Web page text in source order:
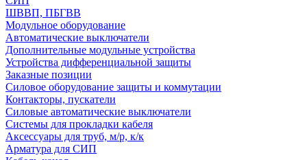
ШВВП, ПБГВВ
Модульное оборудование
Автоматические выключатели
Дополнительные модульные устройства
Устройства дифференциальной защиты
Заказные позиции
Силовое оборудование защиты и коммутации
Контакторы, пускатели
Силовые автоматические выключатели
Системы для прокладки кабеля
Аксессуары для труб, м/р, к/к
Арматура для СИП